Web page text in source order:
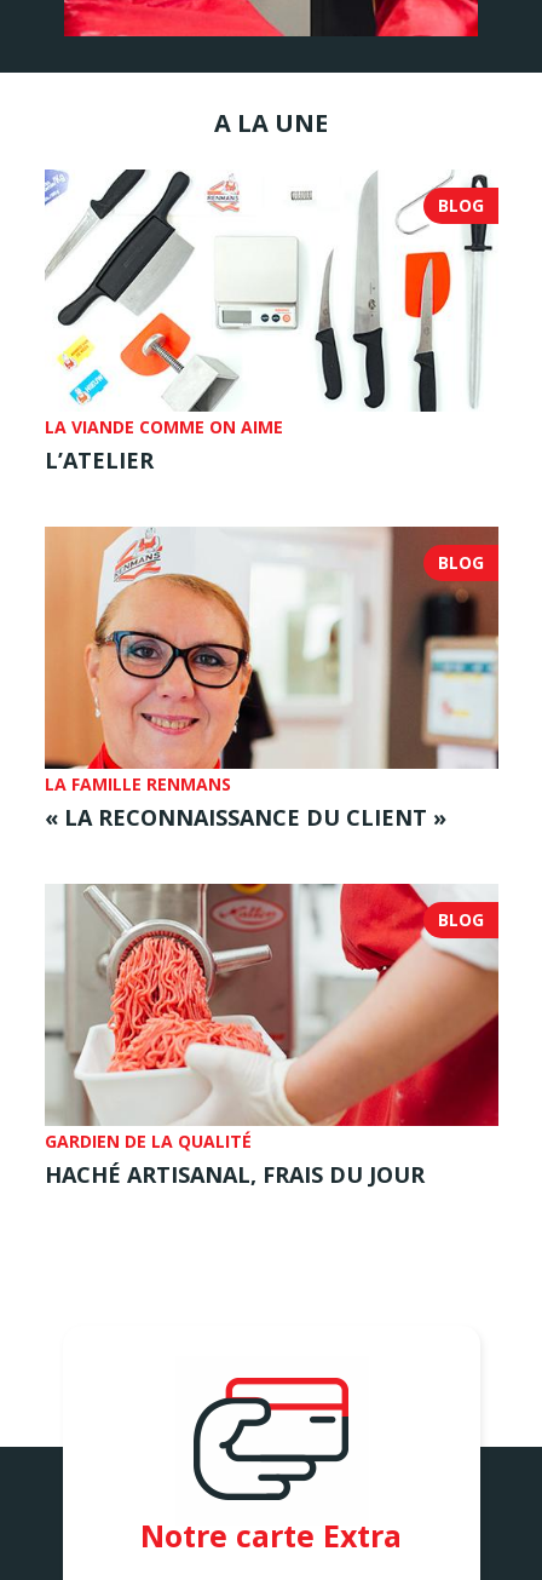
A LA UNE
BLOG
LA VIANDE COMME ON AIME
L’ATELIER
BLOG
LA FAMILLE RENMANS
« LA RECONNAISSANCE DU CLIENT »
BLOG
GARDIEN DE LA QUALITÉ
HACHÉ ARTISANAL, FRAIS DU JOUR
Notre carte Extra